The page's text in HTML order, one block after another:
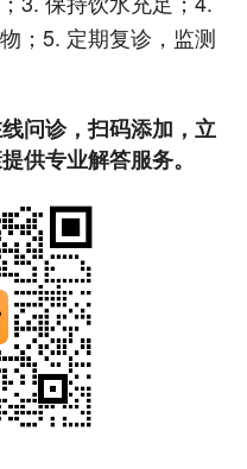
；5. 定期复诊，监测
问诊，扫码添加，立
供专业解答服务。